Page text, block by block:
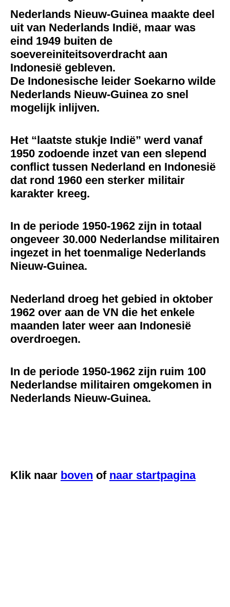
Nederlands Nieuw-Guinea maakte deel
uit van Nederlands Indië, maar was
eind 1949 buiten de
soevereiniteitsoverdracht aan
Indonesië gebleven.
De Indonesische leider Soekarno wilde
Nederlands Nieuw-Guinea zo snel
mogelijk inlijven.
Het “laatste stukje Indië” werd vanaf
1950 zodoende inzet van een slepend
conflict tussen Nederland en Indonesië
dat rond 1960 een sterker militair
karakter kreeg.
In de periode 1950-1962 zijn in totaal
ongeveer 30.000 Nederlandse militairen
ingezet in het toenmalige Nederlands
Nieuw-Guinea.
Nederland droeg het gebied in oktober
1962 over aan de VN die het enkele
maanden later weer aan Indonesië
overdroegen.
In de periode 1950-1962 zijn ruim 100
Nederlandse militairen omgekomen in
Nederlands Nieuw-Guinea.
Klik naar boven of naar startpagina